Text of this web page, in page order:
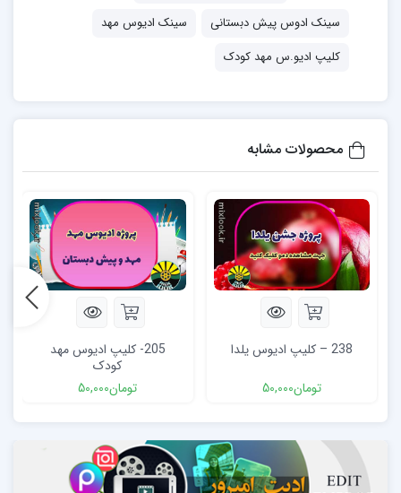
سینک ادوس پیش دبستانی
سینک ادیوس مهد
کلیپ ادیو.س مهد کودک
محصولات مشابه
238 – کلیپ ادیوس یلدا
تومان50,000
205- کلیپ ادیوس مهد
کودک
تومان50,000